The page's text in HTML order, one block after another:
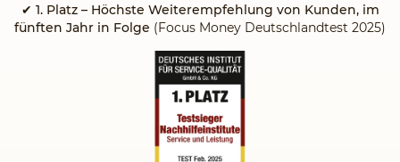
✔ 1. Platz – Höchste Weiterempfehlung von Kunden, im
fünften Jahr in Folge (Focus Money Deutschlandtest 2025)